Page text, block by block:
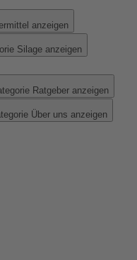
anzeigen
Silage anzeigen
Ratgeber anzeigen
Über uns anzeigen